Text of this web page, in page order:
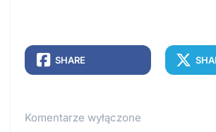
SHARE
Komentarze wyłączone